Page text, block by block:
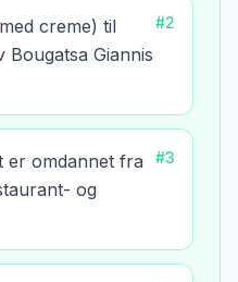
creme) til
Giannis
#2
er omdannet fra
og
#3